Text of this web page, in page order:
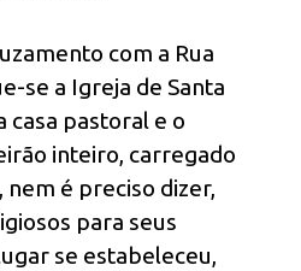
com a Rua
se a Igreja de Santa
casa pastoral e o
inteiro, carregado
nem é preciso dizer,
para seus
se estabeleceu,